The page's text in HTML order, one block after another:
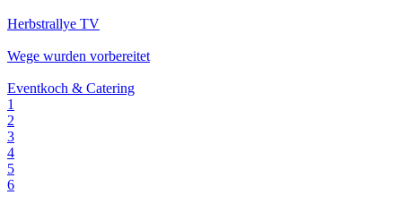
Herbstrallye TV
Wege wurden vorbereitet
Eventkoch & Catering
1
2
3
4
5
6